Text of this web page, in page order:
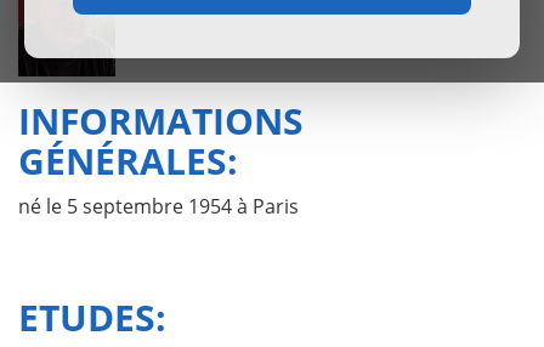
INFORMATIONS
GÉNÉRALES:
né le 5 septembre 1954 à Paris
ETUDES: